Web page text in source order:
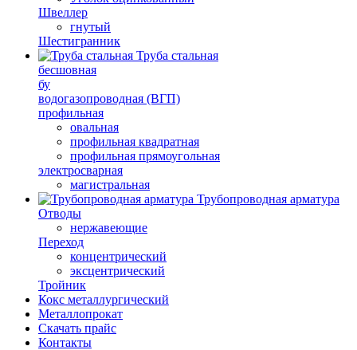
Швеллер
гнутый
Шестигранник
Труба стальная
бесшовная
бу
водогазопроводная (ВГП)
профильная
овальная
профильная квадратная
профильная прямоугольная
электросварная
магистральная
Трубопроводная арматура
Отводы
нержавеющие
Переход
концентрический
эксцентрический
Тройник
Кокс металлургический
Металлопрокат
Скачать прайс
Контакты